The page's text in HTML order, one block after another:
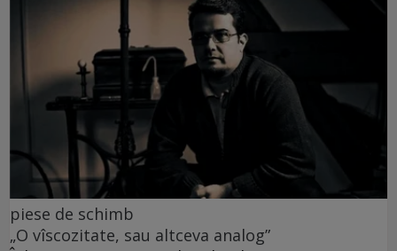
piese de schimb
„O vîscozitate, sau altceva analog”